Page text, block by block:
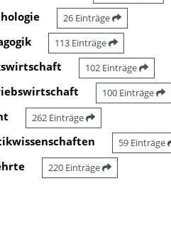
26 Einträge
113 Einträge
102 Einträge
100 Einträge
262 Einträge
59 Einträge
220 Einträge